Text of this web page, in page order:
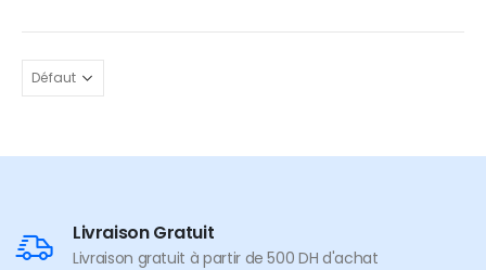
Livraison Gratuit
Livraison gratuit à partir de 500 DH d'achat